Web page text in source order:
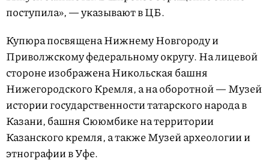
поступила», — указывают в ЦБ.
Купюра посвящена Нижнему Новгороду и
Приволжскому федеральному округу. На лицевой
стороне изображена Никольская башня
Нижегородского Кремля, а на оборотной — Музей
истории государственности татарского народа в
Казани, башня Сююмбике на территории
Казанского кремля, а также Музей археологии и
этнографии в Уфе.